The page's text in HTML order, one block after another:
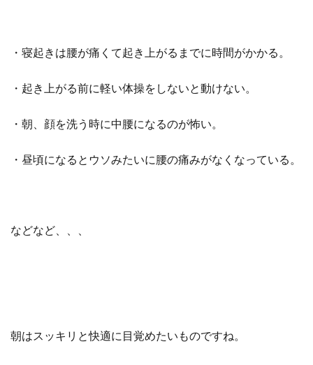
・寝起きは腰が痛くて起き上がるまでに時間がかかる。
・起き上がる前に軽い体操をしないと動けない。
・朝、顔を洗う時に中腰になるのが怖い。
・昼頃になるとウソみたいに腰の痛みがなくなっている。
などなど、、、
朝はスッキリと快適に目覚めたいものですね。